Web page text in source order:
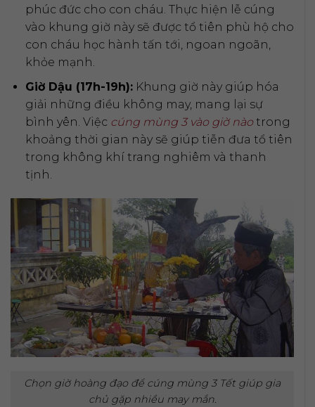
phúc đức cho con cháu. Thực hiện lễ cúng
vào khung giờ này sẽ được tổ tiên phù hộ cho
con cháu học hành tấn tới, ngoan ngoãn,
khỏe mạnh.
Giờ Dậu (17h-19h):Khung giờ này giúp hóa
giải những điều không may, mang lại sự
bình yên. Việc cúng mùng 3 vào giờ nàotrong
khoảng thời gian này sẽ giúp tiễn đưa tổ tiên
trong không khí trang nghiêm và thanh
tịnh.
Chọn giờ hoàng đạo để cúng mùng 3 Tết giúp gia
chủ gặp nhiều may mắn.